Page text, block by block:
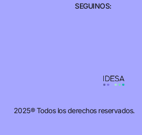
2025® Todos los derechos reservados.
SEGUINOS: